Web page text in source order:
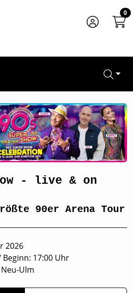
0
stage!
- live & on
90er Arena Tour
2026
Beginn: 17:00 Uhr
Ulm